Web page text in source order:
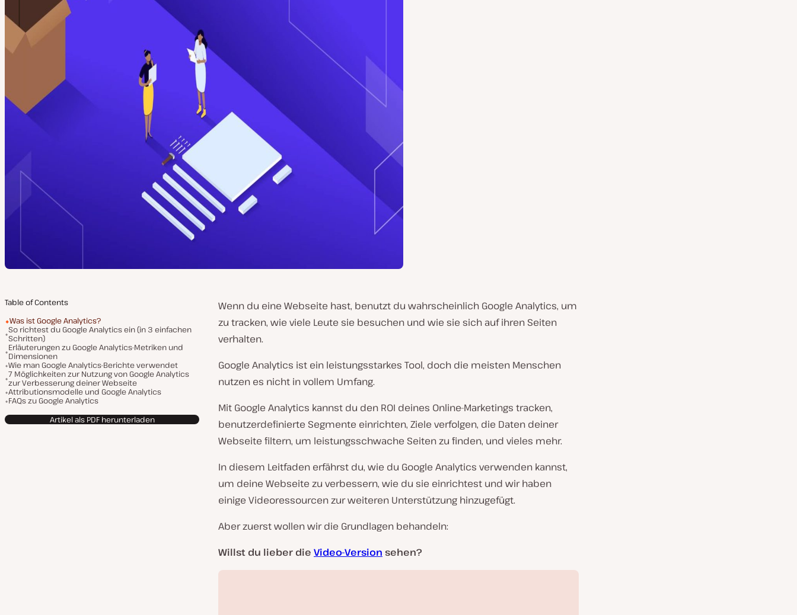
Table of Contents
Was ist Google Analytics?
So richtest du Google Analytics ein (in 3 einfachen
Schritten)
Erläuterungen zu Google Analytics-Metriken und
Dimensionen
Wie man Google Analytics-Berichte verwendet
7 Möglichkeiten zur Nutzung von Google Analytics
zur Verbesserung deiner Webseite
Attributionsmodelle und Google Analytics
FAQs zu Google Analytics
Artikel als PDF herunterladen
Wenn du eine Webseite hast, benutzt du wahrscheinlich Google Analytics, um
zu tracken, wie viele Leute sie besuchen und wie sie sich auf ihren Seiten
verhalten.
Google Analytics ist ein leistungsstarkes Tool, doch die meisten Menschen
nutzen es nicht in vollem Umfang.
Mit Google Analytics kannst du den ROI deines Online-Marketings tracken,
benutzerdefinierte Segmente einrichten, Ziele verfolgen, die Daten deiner
Webseite filtern, um leistungsschwache Seiten zu finden, und vieles mehr.
In diesem Leitfaden erfährst du, wie du Google Analytics verwenden kannst,
um deine Webseite zu verbessern, wie du sie einrichtest und wir haben
einige Videoressourcen zur weiteren Unterstützung hinzugefügt.
Aber zuerst wollen wir die Grundlagen behandeln:
Willst du lieber die Video-Version sehen?